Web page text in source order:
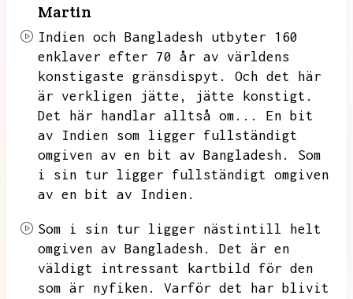
Martin
Indien och Bangladesh utbyter 160
enklaver efter 70 år av världens
konstigaste gränsdispyt.
Och det här
är verkligen jätte,
jätte konstigt.
Det här handlar alltså om...
En bit
av Indien som ligger fullständigt
omgiven av en bit av Bangladesh.
Som
i sin tur ligger fullständigt omgiven
av en bit av Indien.
Som i sin tur ligger nästintill helt
omgiven av Bangladesh.
Det är en
väldigt intressant kartbild för den
som är nyfiken.
Varför det har blivit